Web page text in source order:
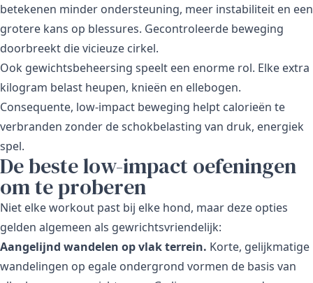
betekenen minder ondersteuning, meer instabiliteit en een
grotere kans op blessures. Gecontroleerde beweging
doorbreekt die vicieuze cirkel.
Ook gewichtsbeheersing speelt een enorme rol. Elke extra
kilogram belast heupen, knieën en ellebogen.
Consequente, low-impact beweging helpt calorieën te
verbranden zonder de schokbelasting van druk, energiek
spel.
De beste low-impact oefeningen
om te proberen
Niet elke workout past bij elke hond, maar deze opties
gelden algemeen als gewrichtsvriendelijk:
Aangelijnd wandelen op vlak terrein. Korte, gelijkmatige
wandelingen op egale ondergrond vormen de basis van